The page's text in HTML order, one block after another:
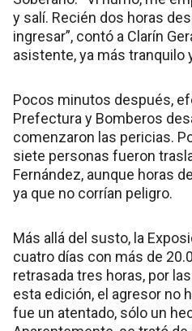
y salí. Recién dos horas
ingresar”, contó a Clarín
asistente, ya más tranquilo
Pocos minutos después,
Prefectura y Bomberos
comenzaron las pericias.
siete personas fueron
Fernández, aunque horas
ya que no corrían peligro.
Más allá del susto, la
cuatro días con más de
retrasada tres horas, por
esta edición, el agresor no
fue un atentado, sólo un